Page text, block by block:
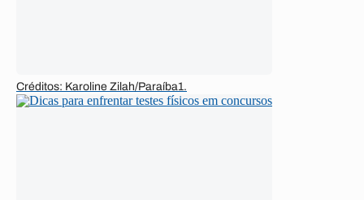
Créditos: Karoline Zilah/Paraíba1.